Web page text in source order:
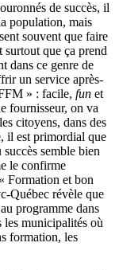
de succès, il
population, mais
souvent que faire
surtout que ça prend
dans ce genre de
un service après-
» : facile, fun et
fournisseur, on va
citoyens, dans des
il est primordial que
semble bien
le confirme
Formation et bon
Québec révèle que
programme dans
les municipalités où
formation, les